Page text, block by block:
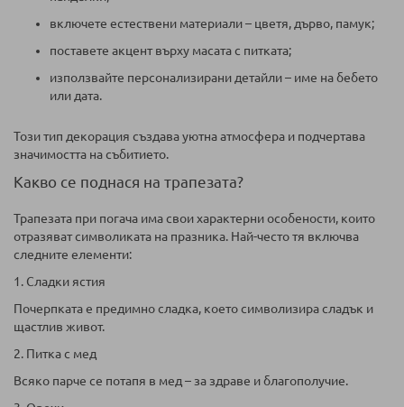
включете естествени материали – цветя, дърво, памук;
поставете акцент върху масата с питката;
използвайте персонализирани детайли – име на бебето
или дата.
Този тип декорация създава уютна атмосфера и подчертава
значимостта на събитието.
Какво се поднася на трапезата?
Трапезата при погача има свои характерни особености, които
отразяват символиката на празника. Най-често тя включва
следните елементи:
1. Сладки ястия
Почерпката е предимно сладка, което символизира сладък и
щастлив живот.
2. Питка с мед
Всяко парче се потапя в мед – за здраве и благополучие.